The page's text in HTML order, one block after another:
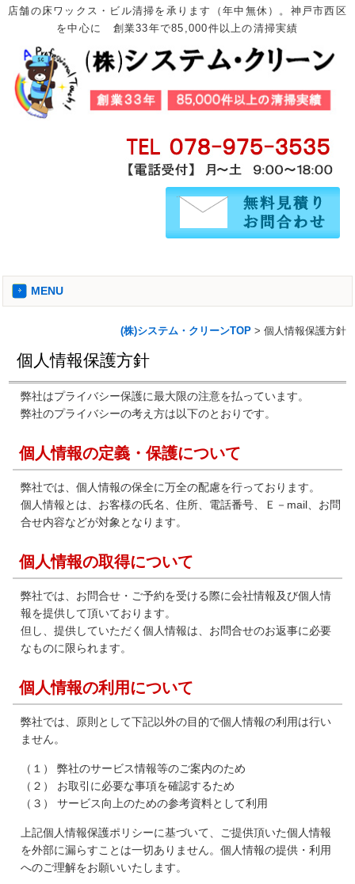
店舗の床ワックス・ビル清掃を承ります（年中無休）。神戸市西区
を中心に 創業33年で85,000件以上の清掃実績
MENU
(株)システム・クリーンTOP> 個人情報保護方針
個人情報保護方針
弊社はプライバシー保護に最大限の注意を払っています。
弊社のプライバシーの考え方は以下のとおりです。
個人情報の定義・保護について
弊社では、個人情報の保全に万全の配慮を行っております。
個人情報とは、お客様の氏名、住所、電話番号、Ｅ－mail、お問
合せ内容などが対象となります。
個人情報の取得について
弊社では、お問合せ・ご予約を受ける際に会社情報及び個人情
報を提供して頂いております。
但し、提供していただく個人情報は、お問合せのお返事に必要
なものに限られます。
個人情報の利用について
弊社では、原則として下記以外の目的で個人情報の利用は行い
ません。
（１） 弊社のサービス情報等のご案内のため
（２） お取引に必要な事項を確認するため
（３） サービス向上のための参考資料として利用
上記個人情報保護ポリシーに基づいて、ご提供頂いた個人情報
を外部に漏らすことは一切ありません。個人情報の提供・利用
へのご理解をお願いいたします。